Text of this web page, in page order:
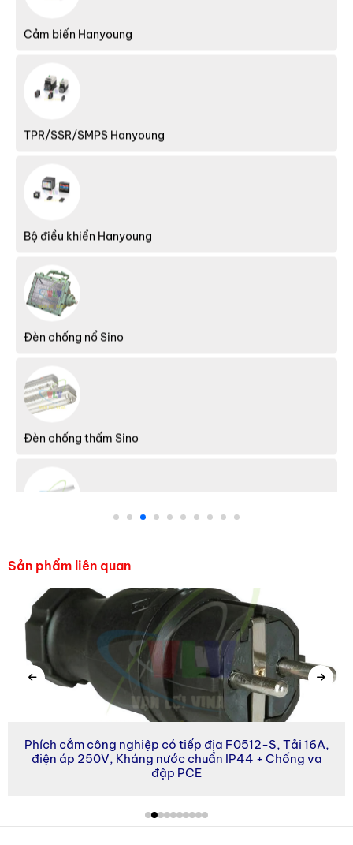
TPR/SSR/SMPS Hanyoung
Bộ điều khiển Hanyoung
Đèn chống nổ Sino
Đèn chống thấm Sino
Máng đèn Sino
Domino - Terminal Hanyoung
Sản phẩm liên quan
Phích cắm công nghiệp có tiếp địa F0512-S, Tải 16A,
điện áp 250V, Kháng nước chuẩn IP44 + Chống va
đập PCE